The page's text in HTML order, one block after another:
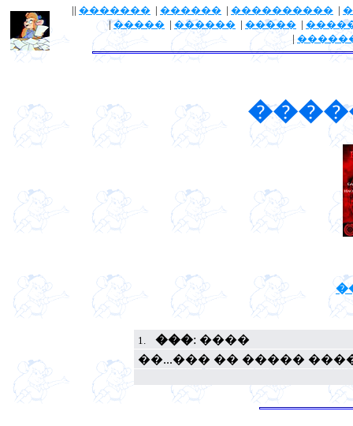
|| ������� | ������ | ���������� |
|����� | ������ | ����� |
|
1. ���: ����
��...��� �� �����